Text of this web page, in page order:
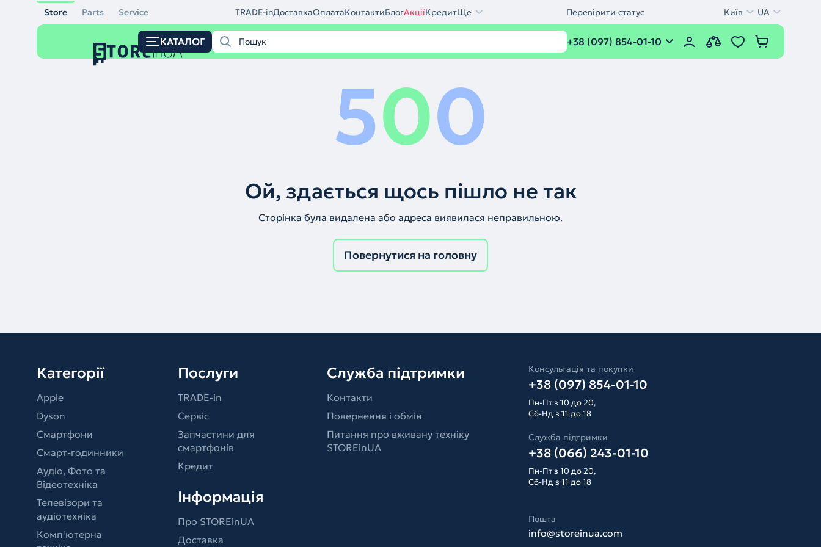
Store Parts Service TRADE-inДоставкаОплатаКонтактиБлогАкціїКредитЩе Перевірити статус Київ UA
КАТАЛОГ +38 (097) 854-01-10
500
Ой, здається щось пішло не так
Сторінка була видалена або адреса виявилася неправильною.
Повернутися на головну
Категорії
Apple
Dyson
Смартфони
Смарт-годинники
Аудіо, Фото та
Відеотехніка
Телевізори та
аудіотехніка
Комп'ютерна
Послуги
TRADE-in
Сервіс
Запчастини для
смартфонів
Кредит
Інформація
Про STOREinUA
Доставка
Служба підтримки
Контакти
Повернення і обмін
Питання про вживану техніку
STOREinUA
Консультація та покупки
+38 (097) 854-01-10
Пн-Пт з 10 до 20,
Сб-Нд з 11 до 18
Служба підтримки
+38 (066) 243-01-10
Пн-Пт з 10 до 20,
Сб-Нд з 11 до 18
Пошта
info@storeinua.com